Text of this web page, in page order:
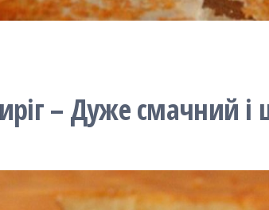
– Дуже смачний і